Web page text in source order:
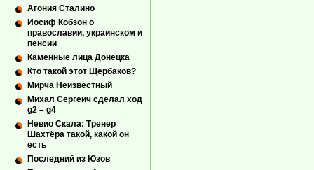
Агония Сталино
Иосиф Кобзон о
православии, украинском и
пенсии
Каменные лица Донецка
Кто такой этот Щербаков?
Мирча Неизвестный
Михал Сергеич сделал ход
g2 – g4
Невио Скала: Тренер
Шахтёра такой, какой он
есть
Последний из Юзов